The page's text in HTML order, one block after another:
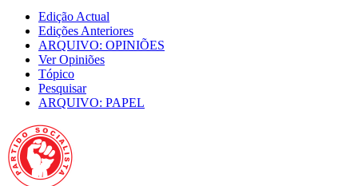
Edição Actual
Edições Anteriores
ARQUIVO: OPINIÕES
Ver Opiniões
Tópico
Pesquisar
ARQUIVO: PAPEL